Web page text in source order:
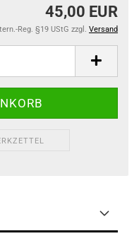
45,00 EUR
Reg. §19 UStG zzgl. Versand